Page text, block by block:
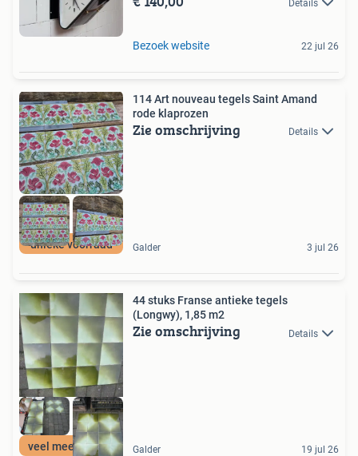
Details
Bezoek website 22 jul 26
unieke voorraad
114 Art nouveau tegels Saint Amand
rode klaprozen
Zie omschrijving Details
Galder 3 jul 26
veel meer op site
44 stuks Franse antieke tegels
(Longwy), 1,85 m2
Zie omschrijving Details
Galder 19 jul 26